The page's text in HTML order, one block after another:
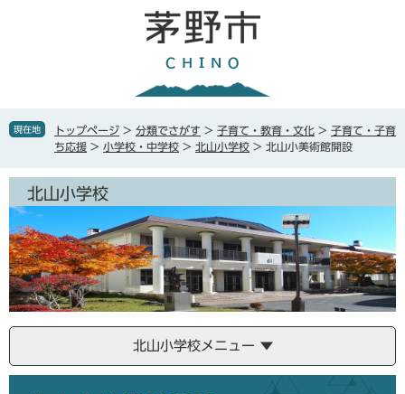
で
ば
本
現在地 トップページ > 分類でさがす > 子育て・教育・文化 > 子育て・子育
ち応援 > 小学校・中学校 > 北山小学校 > 北山小美術館開設
北山小学校
北山小学校メニュー